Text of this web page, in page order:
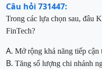
Câu hỏi 731447:
Trong các lựa chọn sau, đâu
FinTech?
A. Mở rộng khả năng tiếp cận
B. Tăng số lượng chi nhánh